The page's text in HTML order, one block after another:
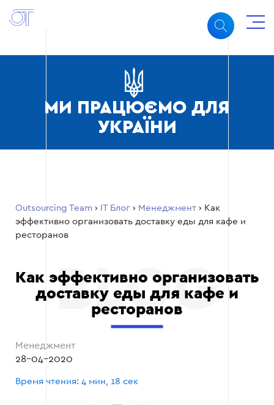
МИ ПРАЦЮЄМО ДЛЯ
УКРАЇНИ
Outsourcing Team › ІТ Блог › Менеджмент › Как
эффективно организовать доставку еды для кафе и
ресторанов
Как эффективно организовать
доставку еды для кафе и
ресторанов
Менеджмент
28-04-2020
Время чтения: 4 мин, 18 сек